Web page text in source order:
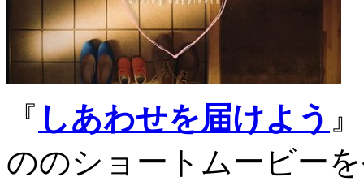
『 しあわせを届けよう
ののショートムービー